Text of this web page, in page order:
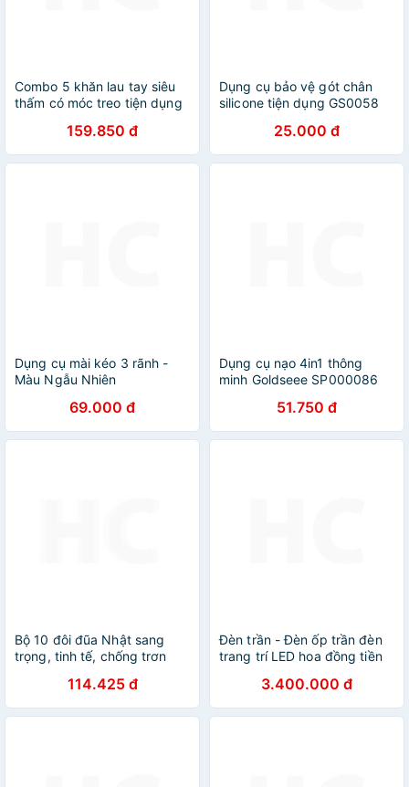
Combo 5 khăn lau tay siêu
thấm có móc treo tiện dụng
159.850 đ
Dụng cụ bảo vệ gót chân
silicone tiện dụng GS0058
25.000 đ
Dụng cụ mài kéo 3 rãnh -
Màu Ngẫu Nhiên
69.000 đ
Dụng cụ nạo 4in1 thông
minh Goldseee SP000086
51.750 đ
Bộ 10 đôi đũa Nhật sang
trọng, tinh tế, chống trơn
114.425 đ
Đèn trần - Đèn ốp trần đèn
trang trí LED hoa đồng tiền
3.400.000 đ